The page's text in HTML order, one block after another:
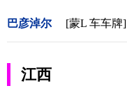
巴彦淖尔 [蒙L 车车牌]
江西